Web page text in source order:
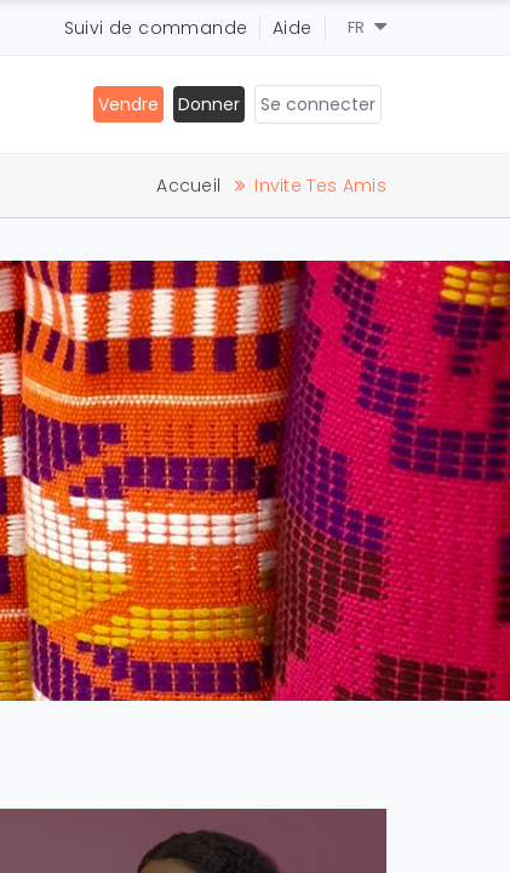
Suivi de commande Aide FR
Vendre Donner Se connecter
Accueil Invite Tes Amis